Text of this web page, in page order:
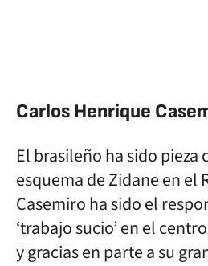
Carlos Henrique
El brasileño ha sido pieza
esquema de Zidane en el
Casemiro ha sido el
‘trabajo sucio’ en el
y gracias en parte a su